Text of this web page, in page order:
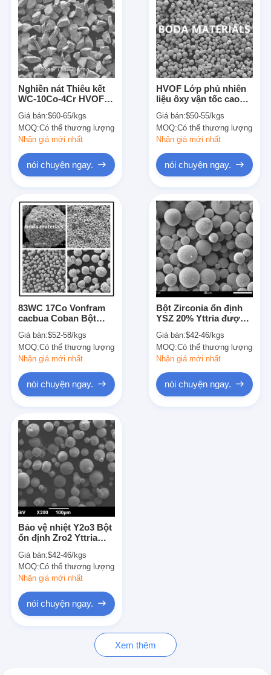
Sản phẩm
Về chúng tôi
Chuyến tham quan nhà máy
Kiểm soát chất lượng
Liên hệ với chúng tôi
nói chuyện ngay.
Đúc bột cacbua vonfram
Macro vonfram cacbua bột
Cacbua vonfram đúc hình cầu
Bột phun nhiệt
Bột crom niken
Bột kim loại vonfram
Viên cacbua xi măng
Bột cacbua kim loại
Bột lớp phủ laser
Nghiền nát Thiêu kết
WC-10Co-4Cr HVOF
cacbua và bột coban
Giá bán:$60-65/kgs
MOQ:Có thể thương lượng
Nhận giá mới nhất
nói chuyện ngay.
HVOF Lớp phủ nhiên
liệu ôxy vận tốc cao
vonfram cacbua WC-
10Co-4Cr
Giá bán:$50-55/kgs
MOQ:Có thể thương lượng
Nhận giá mới nhất
nói chuyện ngay.
83WC 17Co Vonfram
cacbua Coban Bột
chống ăn mòn
Giá bán:$52-58/kgs
MOQ:Có thể thương lượng
Nhận giá mới nhất
nói chuyện ngay.
Bột Zirconia ổn định
YSZ 20% Yttria được
nhiệt
Giá bán:$42-46/kgs
MOQ:Có thể thương lượng
Nhận giá mới nhất
nói chuyện ngay.
Bảo vệ nhiệt Y2o3 Bột
ổn định Zro2 Yttria
Giá bán:$42-46/kgs
MOQ:Có thể thương lượng
Nhận giá mới nhất
nói chuyện ngay.
Xem thêm